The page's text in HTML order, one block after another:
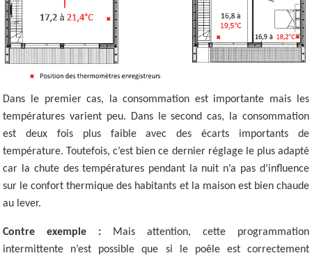
Dans le premier cas, la consommation est importante mais les
températures varient peu. Dans le second cas, la consommation
est deux fois plus faible avec des écarts importants de
température. Toutefois, c’est bien ce dernier réglage le plus adapté
car la chute des températures pendant la nuit n’a pas d’influence
sur le confort thermique des habitants et la maison est bien chaude
au lever.
Contre exemple : Mais attention, cette programmation
intermittente n’est possible que si le poêle est correctement